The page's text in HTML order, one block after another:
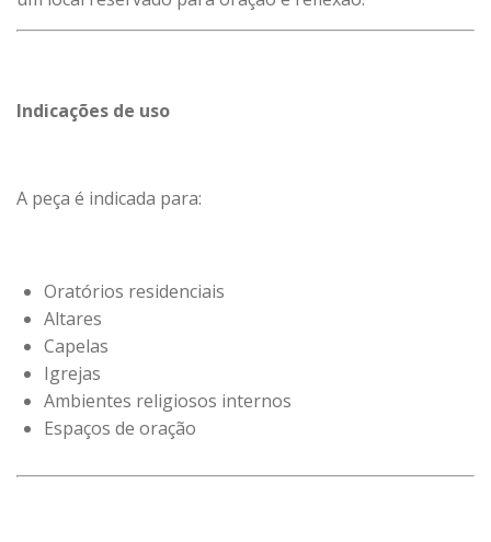
Indicações de uso
A peça é indicada para:
Oratórios residenciais
Altares
Capelas
Igrejas
Ambientes religiosos internos
Espaços de oração